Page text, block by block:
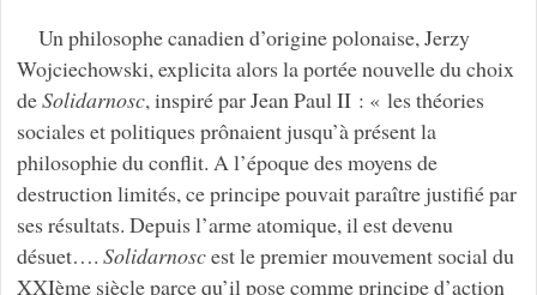
Un philosophe canadien d’origine polonaise, Jerzy
Wojciechowski, explicita alors la portée nouvelle du choix
deSolidarnosc, inspiré par Jean Paul II : « les théories
sociales et politiques prônaient jusqu’à présent la
philosophie du conflit. A l’époque des moyens de
destruction limités, ce principe pouvait paraître justifié par
ses résultats. Depuis l’arme atomique, il est devenu
désuet…. Solidarnoscest le premier mouvement social du
XXIème siècle parce qu’il pose comme principe d’action